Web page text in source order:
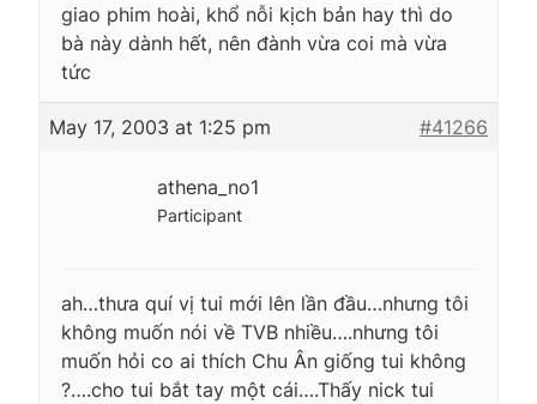
giao phim hoài, khổ nỗi kịch bản hay thì do
bà này dành hết, nên đành vừa coi mà vừa
tức
May 17, 2003 at 1:25 pm #41266
athena_no1
Participant
ah…thưa quí vị tui mới lên lần đầu…nhưng tôi
không muốn nói về TVB nhiều….nhưng tôi
muốn hỏi co ai thích Chu Ân giống tui không
?….cho tui bắt tay một cái….Thấy nick tui